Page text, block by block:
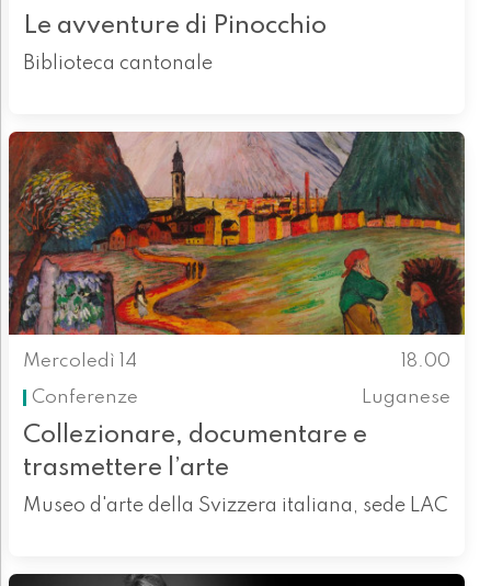
Le avventure di Pinocchio
Biblioteca cantonale
Mercoledì 14
18.00
Conferenze
Luganese
Collezionare, documentare e
trasmettere l’arte
Museo d'arte della Svizzera italiana, sede LAC